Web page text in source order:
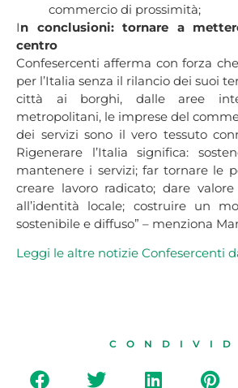
commercio di prossimità;
In conclusioni: tornare a
centro
Confesercenti afferma con forza
per l’Italia senza il rilancio dei suoi
città ai borghi, dalle aree
metropolitani, le imprese del
dei servizi sono il vero tessuto
Rigenerare l’Italia significa:
mantenere i servizi; far tornare le
creare lavoro radicato; dare
all’identità locale; costruire un
sostenibile e diffuso” – menziona
Leggi le altre notizie Confesercenti